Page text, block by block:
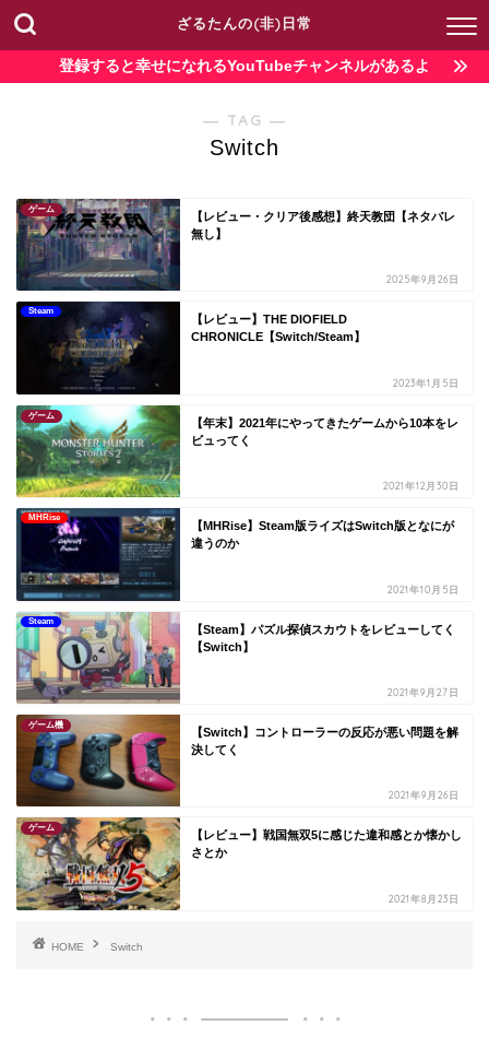
ざるたんの(非)日常
登録すると幸せになれるYouTubeチャンネルがあるよ
― TAG ―
Switch
ゲーム
【レビュー・クリア後感想】終天教団【ネタバレ
無し】
2025年9月26日
Steam
【レビュー】THE DIOFIELD
CHRONICLE【Switch/Steam】
2023年1月5日
ゲーム
【年末】2021年にやってきたゲームから10本をレ
ビュってく
2021年12月30日
MHRise
【MHRise】Steam版ライズはSwitch版となにが
違うのか
2021年10月5日
Steam
【Steam】パズル探偵スカウトをレビューしてく
【Switch】
2021年9月27日
ゲーム機
【Switch】コントローラーの反応が悪い問題を解
決してく
2021年9月26日
ゲーム
【レビュー】戦国無双5に感じた違和感とか懐かし
さとか
2021年8月23日
HOME Switch